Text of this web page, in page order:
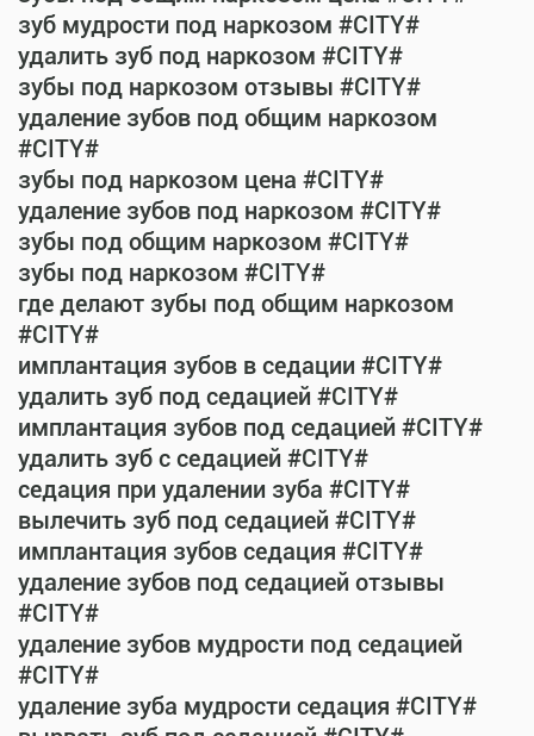
зуб мудрости под наркозом #CITY#
удалить зуб под наркозом #CITY#
зубы под наркозом отзывы #CITY#
удаление зубов под общим наркозом
#CITY#
зубы под наркозом цена #CITY#
удаление зубов под наркозом #CITY#
зубы под общим наркозом #CITY#
зубы под наркозом #CITY#
где делают зубы под общим наркозом
#CITY#
имплантация зубов в седации #CITY#
удалить зуб под седацией #CITY#
имплантация зубов под седацией #CITY#
удалить зуб с седацией #CITY#
седация при удалении зуба #CITY#
вылечить зуб под седацией #CITY#
имплантация зубов седация #CITY#
удаление зубов под седацией отзывы
#CITY#
удаление зубов мудрости под седацией
#CITY#
удаление зуба мудрости седация #CITY#